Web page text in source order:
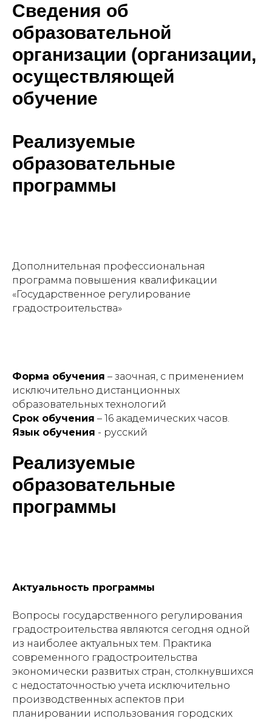
Сведения об
образовательной
организации (организации,
осуществляющей
обучение
Реализуемые
образовательные
программы
Дополнительная профессиональная
программа повышения квалификации
«Государственное регулирование
градостроительства»
Форма обучения – заочная, с применением
исключительно дистанционных
образовательных технологий
Срок обучения – 16 академических часов.
Язык обучения - русский
Реализуемые
образовательные
программы
Актуальность программы
Вопросы государственного регулирования
градостроительства являются сегодня одной
из наиболее актуальных тем. Практика
современного градостроительства
экономически развитых стран, столкнувшихся
с недостаточностью учета исключительно
производственных аспектов при
планировании использования городских